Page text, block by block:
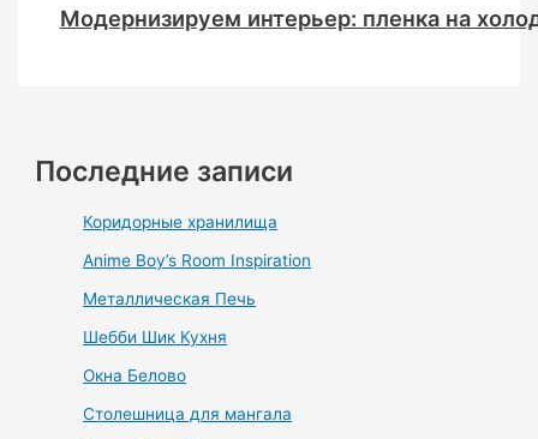
Модернизируем интерьер: пленка на
Последние записи
Коридорные хранилища
Anime Boy’s Room Inspiration
Металлическая Печь
Шебби Шик Кухня
Окна Белово
Столешница для мангала